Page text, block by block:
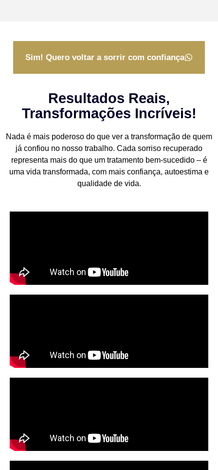
Sim! Quero voltar a sorrir com confiança
Resultados Reais,
Transformações Incríveis!
Nada é mais poderoso do que ver a transformação de quem
já confiou no nosso trabalho. Cada sorriso recuperado
representa mais do que um tratamento bem-sucedido – é
uma vida transformada, com mais confiança, autoestima e
qualidade de vida.